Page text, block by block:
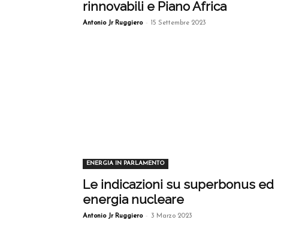
rinnovabili e Piano Africa
Antonio Jr Ruggiero - 15 Settembre 2023
ENERGIA IN PARLAMENTO
Le indicazioni su superbonus ed
energia nucleare
Antonio Jr Ruggiero - 3 Marzo 2023